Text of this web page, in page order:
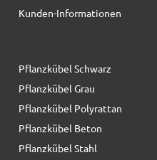
Kunden-Informationen
Pflanzkübel Schwarz
Pflanzkübel Grau
Pflanzkübel Polyrattan
Pflanzkübel Beton
Pflanzkübel Stahl